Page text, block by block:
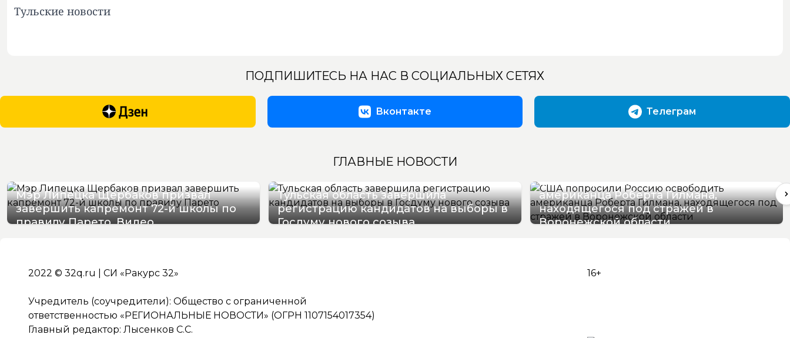
Тульские новости
ПОДПИШИТЕСЬ НА НАС В СОЦИАЛЬНЫХ СЕТЯХ
Вконтакте Телеграм
ГЛАВНЫЕ НОВОСТИ
Мэр Липецка Щербаков призвал
завершить капремонт 72-й школы по
правилу Парето. Видео
Тульская область завершила
регистрацию кандидатов на выборы в
Госдуму нового созыва
США попросили Россию освободить
американца Роберта Гилмана,
находящегося под стражей в
Воронежской области
2022 © 32q.ru | СИ «Ракурс 32»
Учредитель (соучредители): Общество с ограниченной
ответственностью «РЕГИОНАЛЬНЫЕ НОВОСТИ» (ОГРН 1107154017354)
Главный редактор: Лысенков С.С.
16+